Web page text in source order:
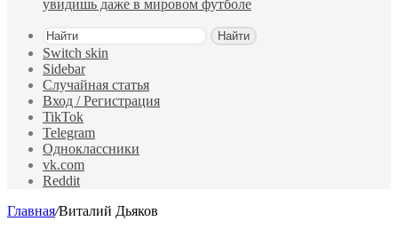
увидишь даже в мировом футболе
Найти
Switch skin
Sidebar
Случайная статья
Вход / Регистрация
TikTok
Telegram
Одноклассники
vk.com
Reddit
Главная/Виталий Дьяков